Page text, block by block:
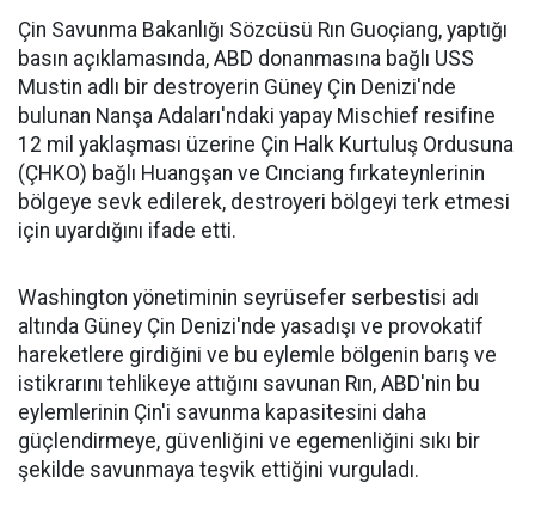
Çin Savunma Bakanlığı Sözcüsü Rın Guoçiang, yaptığı
basın açıklamasında, ABD donanmasına bağlı USS
Mustin adlı bir destroyerin Güney Çin Denizi'nde
bulunan Nanşa Adaları'ndaki yapay Mischief resifine
12 mil yaklaşması üzerine Çin Halk Kurtuluş Ordusuna
(ÇHKO) bağlı Huangşan ve Cınciang fırkateynlerinin
bölgeye sevk edilerek, destroyeri bölgeyi terk etmesi
için uyardığını ifade etti.
Washington yönetiminin seyrüsefer serbestisi adı
altında Güney Çin Denizi'nde yasadışı ve provokatif
hareketlere girdiğini ve bu eylemle bölgenin barış ve
istikrarını tehlikeye attığını savunan Rın, ABD'nin bu
eylemlerinin Çin'i savunma kapasitesini daha
güçlendirmeye, güvenliğini ve egemenliğini sıkı bir
şekilde savunmaya teşvik ettiğini vurguladı.